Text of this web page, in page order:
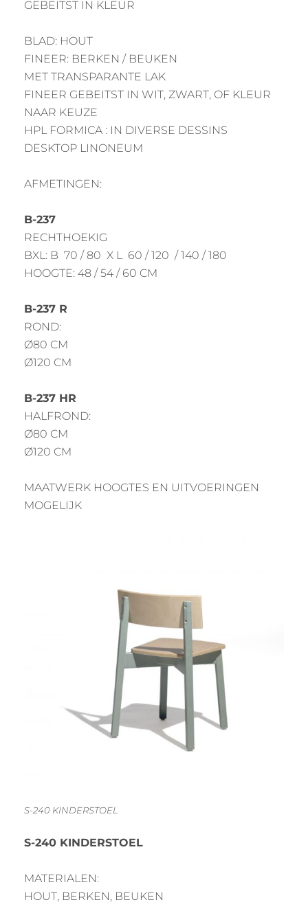
GEBEITST IN KLEUR
BLAD: HOUT
FINEER: BERKEN / BEUKEN
MET TRANSPARANTE LAK
FINEER GEBEITST IN WIT, ZWART, OF KLEUR
NAAR KEUZE
HPL FORMICA : IN DIVERSE DESSINS
DESKTOP LINONEUM
AFMETINGEN:
B-237
RECHTHOEKIG
BXL: B 70 / 80 X L 60 / 120 / 140 / 180
HOOGTE: 48 / 54 / 60 CM
B-237 R
ROND:
Ø80 CM
Ø120 CM
B-237 HR
HALFROND:
Ø80 CM
Ø120 CM
MAATWERK HOOGTES EN UITVOERINGEN
MOGELIJK
S-240 KINDERSTOEL
S-240 KINDERSTOEL
MATERIALEN:
HOUT, BERKEN, BEUKEN